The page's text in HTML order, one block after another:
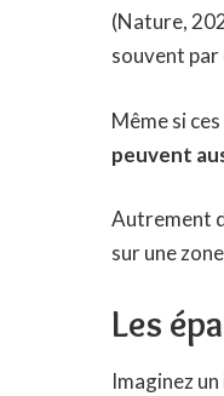
(Nature,
souvent par
Même si
peuvent
Autrement
sur une
Les
Imaginez